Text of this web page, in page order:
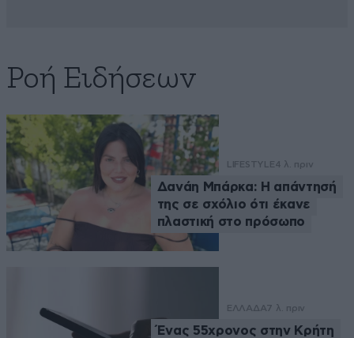
Ροή Ειδήσεων
LIFESTYLE4 λ. πριν
Δανάη Μπάρκα: Η απάντησή
της σε σχόλιο ότι έκανε
πλαστική στο πρόσωπο
ΕΛΛΑΔΑ7 λ. πριν
Ένας 55χρονος στην Κρήτη